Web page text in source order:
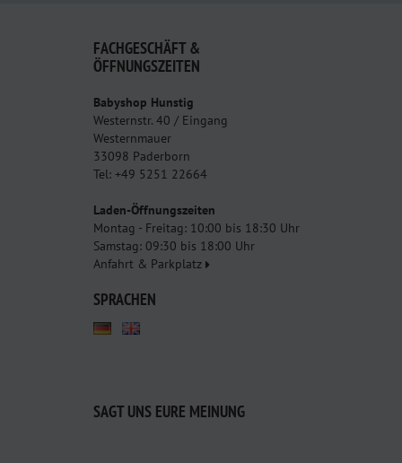
FACHGESCHÄFT &
ÖFFNUNGSZEITEN
Babyshop Hunstig
Westernstr. 40 / Eingang
Westernmauer
33098 Paderborn
Tel: +49 5251 22664
Laden-Öffnungszeiten
Montag - Freitag: 10:00 bis 18:30 Uhr
Samstag: 09:30 bis 18:00 Uhr
Anfahrt & Parkplatz
SPRACHEN
SAGT UNS EURE MEINUNG